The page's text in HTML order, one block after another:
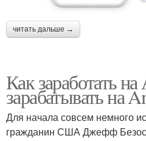
читать дальше →
Как заработать
зарабатывать на
Для начала совсем немного
гражданин США Джефф